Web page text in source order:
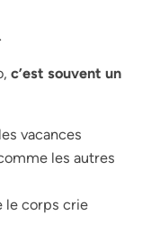
c’est souvent un
vacances
les autres
le corps crie